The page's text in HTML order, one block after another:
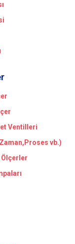
Ventilleri
vb.)
Ölçerler